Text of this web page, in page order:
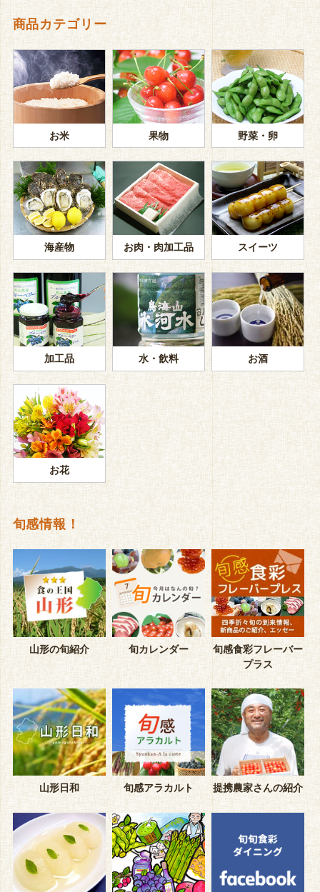
商品カテゴリー
お米 果物 野菜・卵
海産物 お肉・肉加工品 スイーツ
加工品 水・飲料 お酒
お花
旬感情報！
山形の旬紹介 旬カレンダー
旬感食彩フレーバー
プラス
山形日和 旬感アラカルト 提携農家さんの紹介